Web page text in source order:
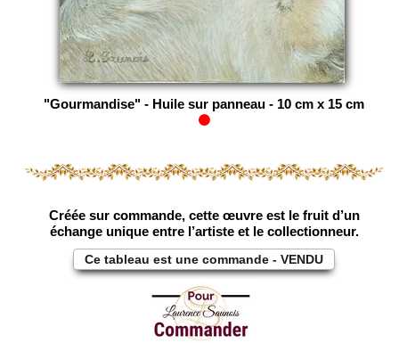
"Gourmandise" - Huile sur panneau - 10 cm x 15 cm
Créée sur commande, cette œuvre est le fruit d’un
échange unique entre l’artiste et le collectionneur.
Ce tableau est une commande - VENDU